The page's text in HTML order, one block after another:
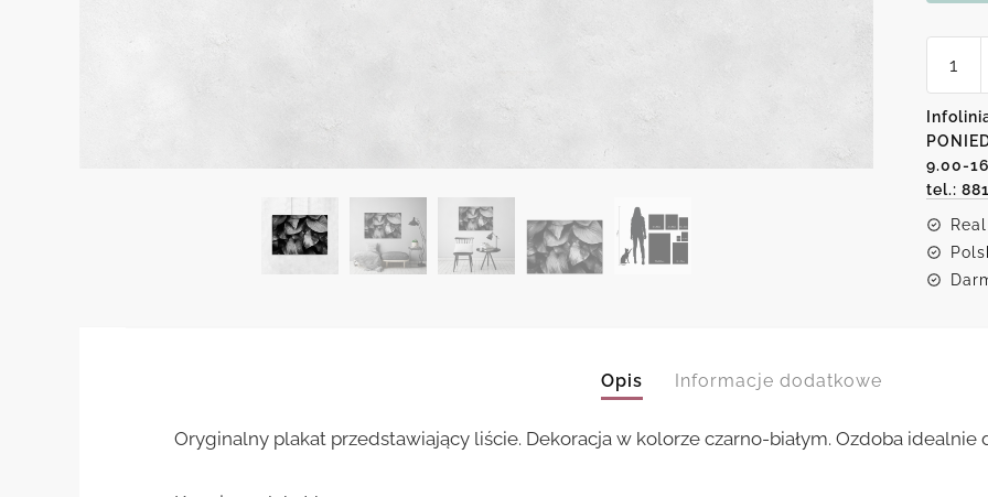
z
liści
9.00-
tel.:
Opis Informacje dodatkowe
Oryginalny plakat przedstawiający liście. Dekoracja w kolorze czarno-białym. Ozdoba idealnie